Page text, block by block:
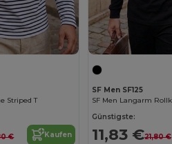
Striped T
€ Kaufen
SF Men SF125
Günstigste:
11,83 €21,80 €